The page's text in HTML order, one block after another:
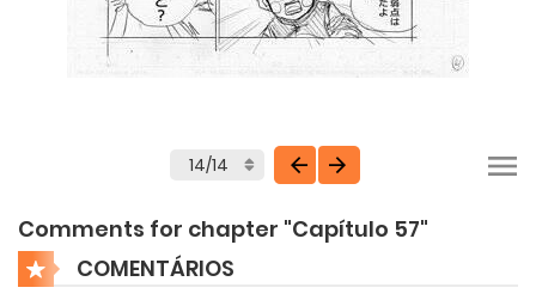
Comments for chapter "Capítulo 57"
COMENTÁRIOS